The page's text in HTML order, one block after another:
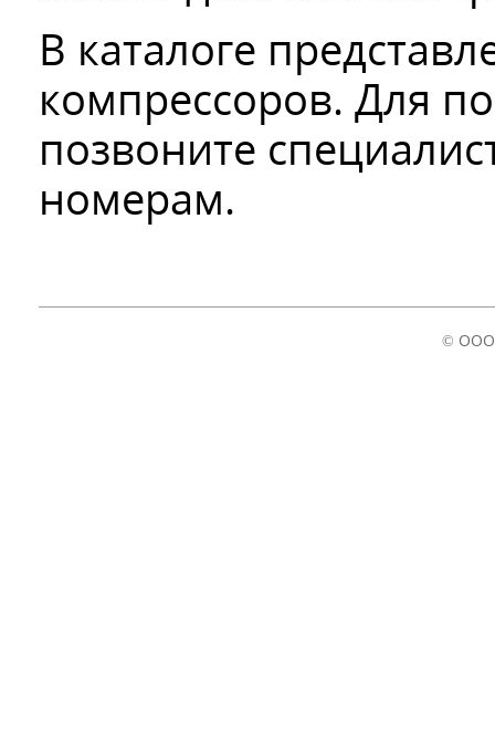
В каталоге
компрессоров. Для
позвоните
номерам.
© ООО